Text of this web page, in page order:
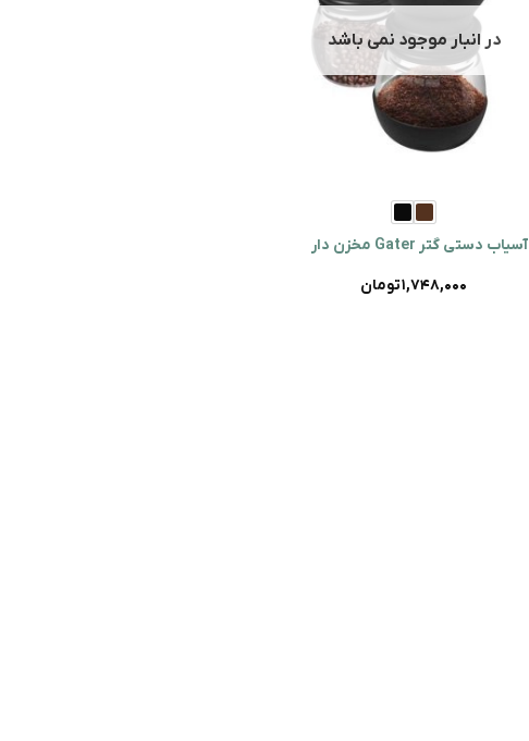
در انبار موجود نمی باشد
آسیاب دستی گتر Gater مخزن دار
1,748,000تومان